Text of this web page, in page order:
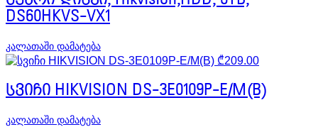
DS60HKVS-VX1
კალათაში დამატება
₾209.00
სვიჩი HIKVISION DS-3E0109P-E/M(B)
კალათაში დამატება